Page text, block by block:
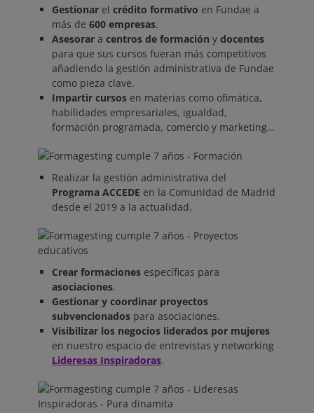
Gestionar el crédito formativo en Fundae a
más de 600 empresas.
Asesorar a centros de formación y docentes
para que sus cursos fueran más competitivos
añadiendo la gestión administrativa de Fundae
como pieza clave.
Impartir cursos en materias como ofimática,
habilidades empresariales, igualdad,
formación programada, comercio y marketing…
Realizar la gestión administrativa del
Programa ACCEDE en la Comunidad de Madrid
desde el 2019 a la actualidad.
Crear formaciones específicas para
asociaciones.
Gestionar y coordinar proyectos
subvencionados para asociaciones.
Visibilizar los negocios liderados por mujeres
en nuestro espacio de entrevistas y networking
Lideresas Inspiradoras.